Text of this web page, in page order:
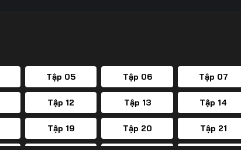
Tập 05 Tập 06 Tập 07
Tập 12 Tập 13 Tập 14
Tập 19 Tập 20 Tập 21